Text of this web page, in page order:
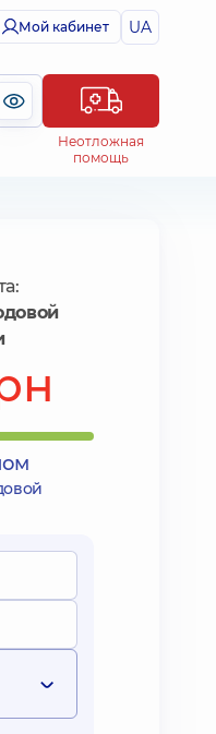
Мой кабинет UA
Неотложная
помощь